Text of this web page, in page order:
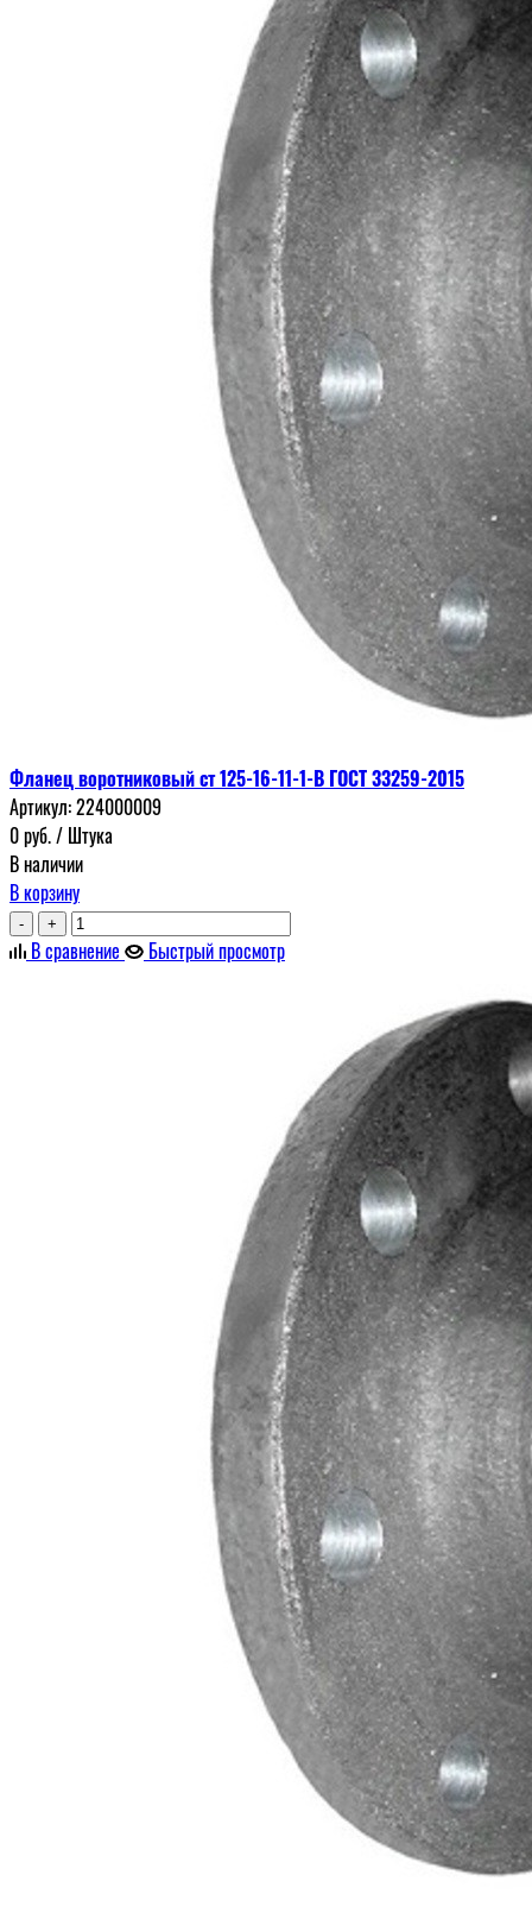
Фланец воротниковый ст 125-16-11-1-В ГОСТ 33259-2015
Артикул:224000009
0руб./ Штука
В наличии
В корзину
- +
В сравнение Быстрый просмотр